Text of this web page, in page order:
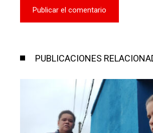
PUBLICACIONES